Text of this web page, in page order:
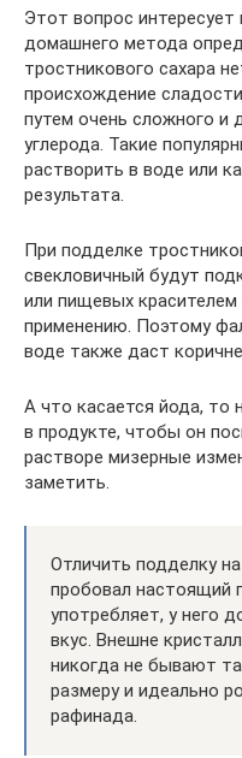
Этот вопрос интересует
домашнего метода
тростникового сахара
происхождение
путем очень сложного и
углерода. Такие
растворить в воде или
результата.
При подделке
свекловичный будут
или пищевых
применению. Поэтому
воде также даст
А что касается йода, то
в продукте, чтобы он
растворе мизерные
заметить.
Отличить подделку
пробовал настоящий
употребляет, у него
вкус. Внешне
никогда не бывают
размеру и идеально
рафинада.